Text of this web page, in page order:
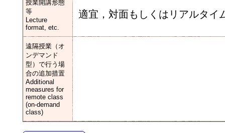
授業開講形態
等
Lecture
format, etc.
適宜，対面もしくはリアルタイ
遠隔授業（オ
ンデマンド
型）で行う場
合の追加措置
Additional
measures for
remote class
(on-demand
class)